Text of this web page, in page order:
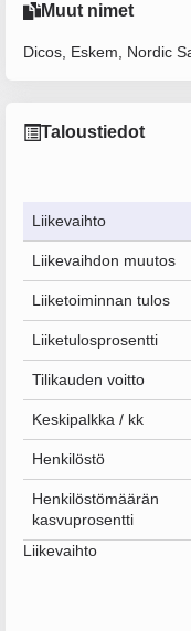
Muut nimet
Dicos, Eskem, Nordic
Taloustiedot
Liikevaihto
Liikevaihdon muutos
Liiketoiminnan tulos
Liiketulosprosentti
Tilikauden voitto
Keskipalkka / kk
Henkilöstö
Henkilöstömäärän
kasvuprosentti
Liikevaihto